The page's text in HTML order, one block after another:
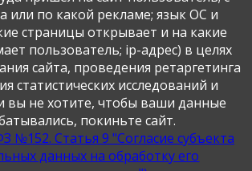
персональных данных, в том числе
производится в соответствии с
законом от 27.07.2006 г. № 152-ФЗ " О
с согласия субъекта персональных
или по какой рекламе; язык ОС и
страницы открывает и на какие
пользователь; ip-адрес) в целях
сайта, проведения ретаргетинга
статистических исследований и
вы не хотите, чтобы ваши данные
покиньте сайт.
№152. Статья 9 "Согласие субъекта
данных на обработку его